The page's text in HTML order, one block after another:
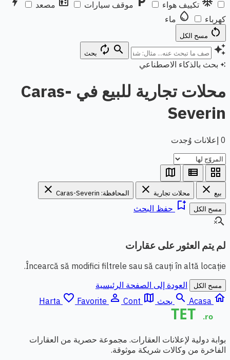
تكييف هواء موقف سيارات مصعد
كهرباء water_drop ماء
restart_alt
auto_awesome
search
autorenew بحث
auto_awesome بحث بالذكاء الاصطناعي
محلات تجارية للبيع في Caras-
Severin
0 إعلانات وُجدت
grid_view
view_list
map
بيع close محلات تجارية close المحافظة: Caras-Severin close
مسح الكل bookmark_add حفظ البحث
search_off
لم يتم العثور على عقارات
Încearcă să modifici filtrele sau să cauți în altă locație.
مسح الكل العودة إلى الصفحة الرئيسية
home
Acasa
search بحث map
Harta favorite_border Favorite person_outline Cont
بوابة دولية لإعلانات العقارات. مجموعة حصرية من العقارات
الفاخرة من وكالات شريكة موثوقة.